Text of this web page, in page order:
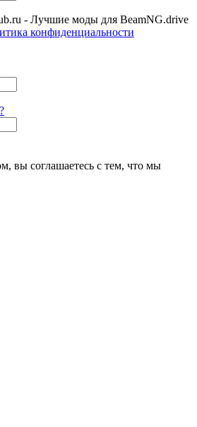
- Лучшие моды для BeamNG.drive
конфиденциальности
вы соглашаетесь с тем, что мы